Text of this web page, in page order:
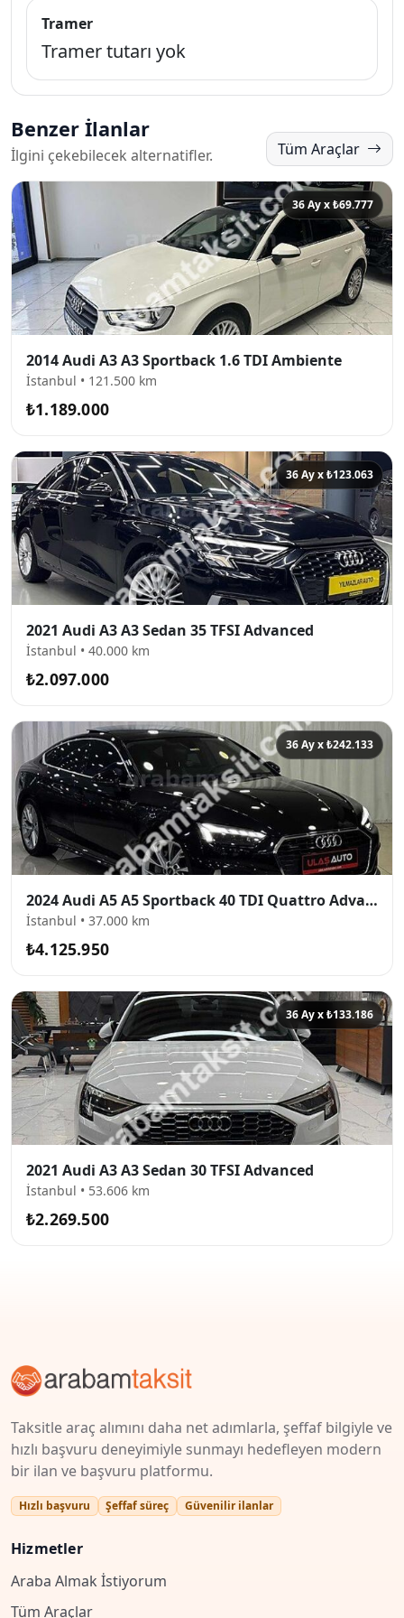
Tramer
Tramer tutarı yok
Benzer İlanlar
İlgini çekebilecek alternatifler. Tüm Araçlar
36 Ay x ₺69.777
2014 Audi A3 A3 Sportback 1.6 TDI Ambiente
İstanbul • 121.500 km
₺1.189.000
36 Ay x ₺123.063
2021 Audi A3 A3 Sedan 35 TFSI Advanced
İstanbul • 40.000 km
₺2.097.000
36 Ay x ₺242.133
2024 Audi A5 A5 Sportback 40 TDI Quattro Advanced
İstanbul • 37.000 km
₺4.125.950
36 Ay x ₺133.186
2021 Audi A3 A3 Sedan 30 TFSI Advanced
İstanbul • 53.606 km
₺2.269.500
Taksitle araç alımını daha net adımlarla, şeffaf bilgiyle ve
hızlı başvuru deneyimiyle sunmayı hedefleyen modern
bir ilan ve başvuru platformu.
Hızlı başvuru Şeffaf süreç Güvenilir ilanlar
Hizmetler
Araba Almak İstiyorum
Tüm Araçlar